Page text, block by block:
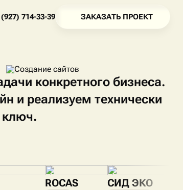
(927) 714-33-39
ЗАКАЗАТЬ ПРОЕКТ
конкретного бизнеса.
и реализуем технически
ROCAS СИД ЭКО